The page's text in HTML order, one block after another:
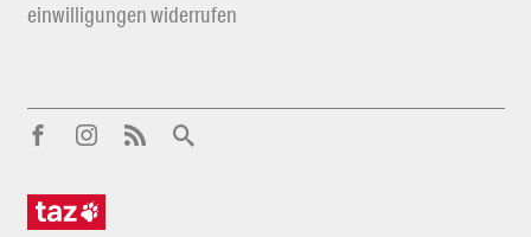
einwilligungen widerrufen